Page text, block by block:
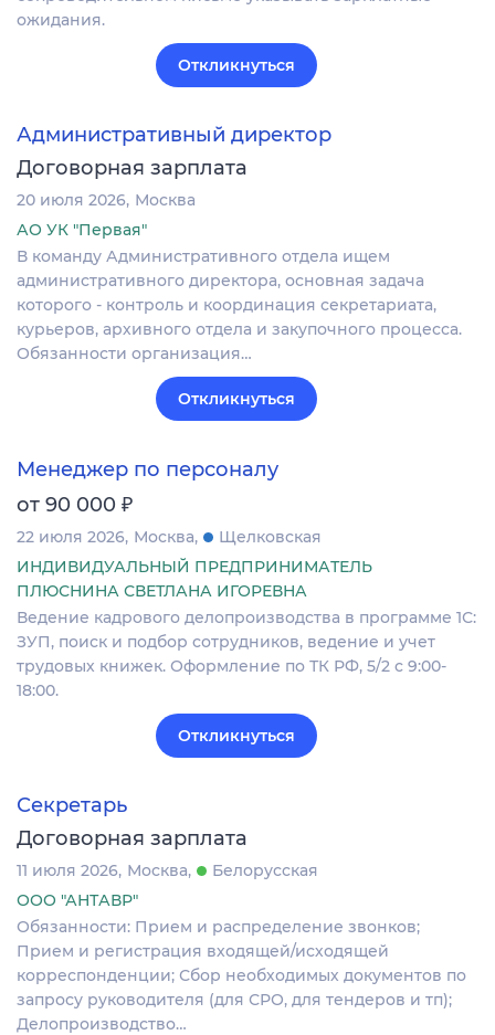
ожидания.
Откликнуться
Административный директор
Договорная зарплата
20 июля 2026 Москва
АО УК "Первая"
В команду Административного отдела ищем
административного директора, основная задача
которого - контроль и координация секретариата,
курьеров, архивного отдела и закупочного процесса.
Обязанности организация…
Откликнуться
Менеджер по персоналу
от 90 000 ₽
22 июля 2026 Москва
Щелковская
ИНДИВИДУАЛЬНЫЙ ПРЕДПРИНИМАТЕЛЬ
ПЛЮСНИНА СВЕТЛАНА ИГОРЕВНА
Ведение кадрового делопроизводства в программе 1С:
ЗУП, поиск и подбор сотрудников, ведение и учет
трудовых книжек. Оформление по ТК РФ, 5/2 с 9:00-
18:00.
Откликнуться
Секретарь
Договорная зарплата
11 июля 2026 Москва
Белорусская
ООО "АНТАВР"
Обязанности: Прием и распределение звонков;
Прием и регистрация входящей/исходящей
корреспонденции; Сбор необходимых документов по
запросу руководителя (для СРО, для тендеров и тп);
Делопроизводство…